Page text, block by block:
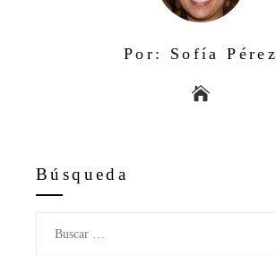
Por: Sofía Pérez
Búsqueda